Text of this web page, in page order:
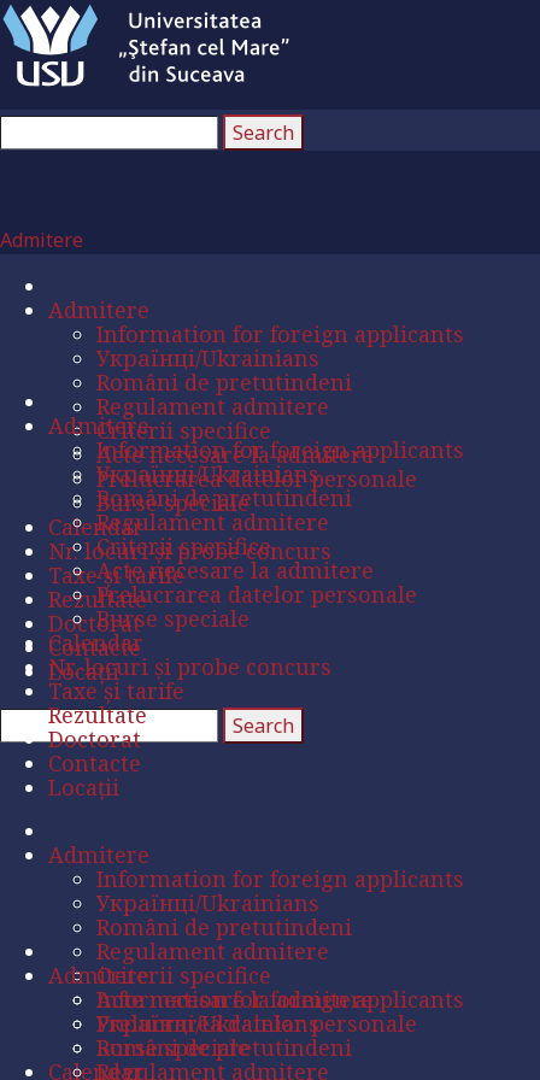
Admitere
Admitere
Information for foreign applicants
Українці/Ukrainians
Români de pretutindeni
Regulament admitere
Criterii specifice
Acte necesare la admitere
Prelucrarea datelor personale
Burse speciale
Calendar
Nr. locuri și probe concurs
Taxe și tarife
Rezultate
Doctorat
Contacte
Locații
Admitere
Information for foreign applicants
Українці/Ukrainians
Români de pretutindeni
Regulament admitere
Criterii specifice
Acte necesare la admitere
Prelucrarea datelor personale
Burse speciale
Calendar
Nr. locuri și probe concurs
Taxe și tarife
Rezultate
Doctorat
Contacte
Locații
Admitere
Information for foreign applicants
Українці/Ukrainians
Români de pretutindeni
Regulament admitere
Criterii specifice
Acte necesare la admitere
Prelucrarea datelor personale
Burse speciale
Calendar
Admitere
Information for foreign applicants
Українці/Ukrainians
Români de pretutindeni
Regulament admitere